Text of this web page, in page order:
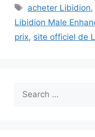
Tags
acheter Libidion,
Libidion Male
prix, site officiel de
for: